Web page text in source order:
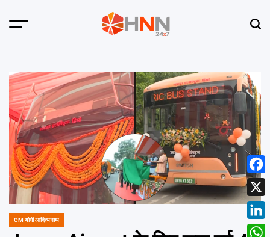
Menu
POSTED
CM योगी आदित्यनाथ
X